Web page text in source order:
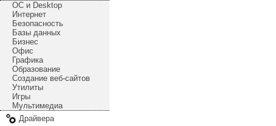
ОС и Desktop
Интернет
Безопасность
Базы данных
Бизнес
Офис
Графика
Образование
Создание веб-сайтов
Утилиты
Игры
Мультимедиа
Драйвера